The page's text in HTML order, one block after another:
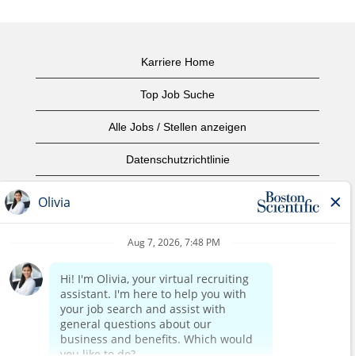
Karriere Home
Top Job Suche
Alle Jobs / Stellen anzeigen
Datenschutzrichtlinie
Urheberrecht
home page